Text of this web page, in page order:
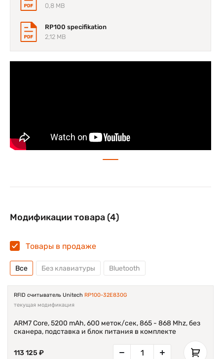
Перезаряжаемый Li-ION аккумулятор емкостью 5200
мАч.
0,8 MB
RP100 specifikation
2,12 MB
Модификации товара (4)
Товары в продаже
Все Без клавиатуры Bluetooth
RFID считыватель Unitech RP100-32E830G
текущая модификация
ARM7 Core, 5200 mAh, 600 меток/сек, 865 - 868 Mhz, без
сканера, подставка и блок питания в комплекте
113 125 ₽